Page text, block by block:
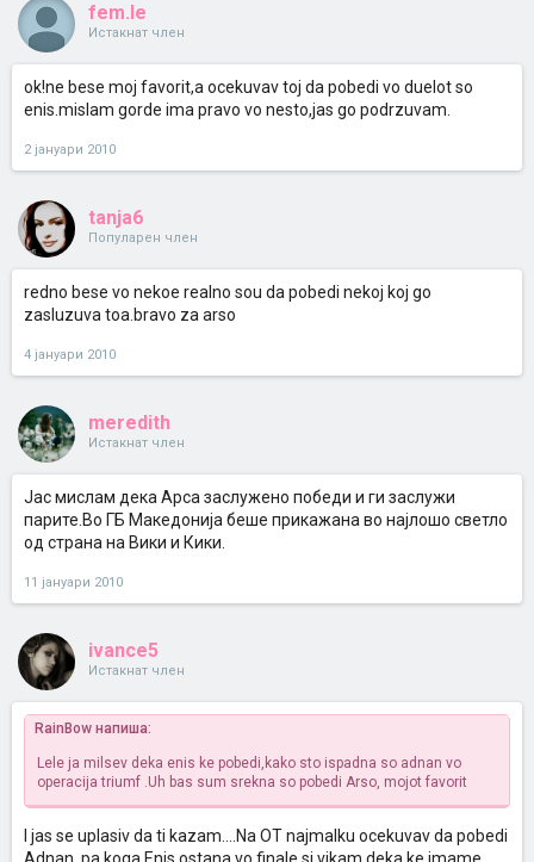
fem.le
Истакнат член
ok!ne bese moj favorit,a ocekuvav toj da pobedi vo duelot so
enis.mislam gorde ima pravo vo nesto,jas go podrzuvam.
2 јануари 2010
tanja6
Популарен член
redno bese vo nekoe realno sou da pobedi nekoj koj go
zasluzuva toa.bravo za arso
4 јануари 2010
meredith
Истакнат член
Јас мислам дека Арса заслужено победи и ги заслужи
парите.Во ГБ Македонија беше прикажана во најлошо светло
од страна на Вики и Кики.
11 јануари 2010
ivance5
Истакнат член
RainBow напиша:
Lele ja milsev deka enis ke pobedi,kako sto ispadna so adnan vo
operacija triumf .Uh bas sum srekna so pobedi Arso, mojot favorit
I jas se uplasiv da ti kazam....Na OT najmalku ocekuvav da pobedi